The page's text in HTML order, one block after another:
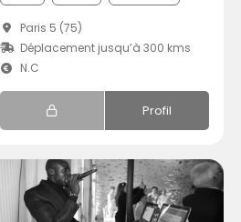
Paris 5 (75)
Déplacement jusqu’à 300 kms
N.C
Profil